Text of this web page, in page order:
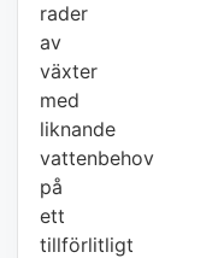
rader
av
växter
med
liknande
vattenbehov
på
ett
tillförlitligt